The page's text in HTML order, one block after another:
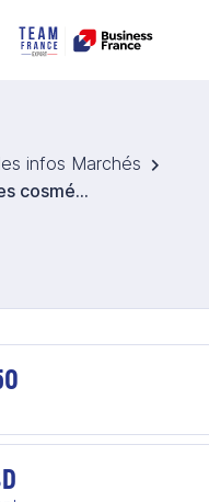
infos Marchés
Le marché des cosmétiques en Roumanie